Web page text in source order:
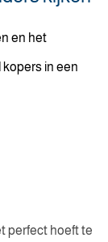
en het
in een
perfect hoeft te